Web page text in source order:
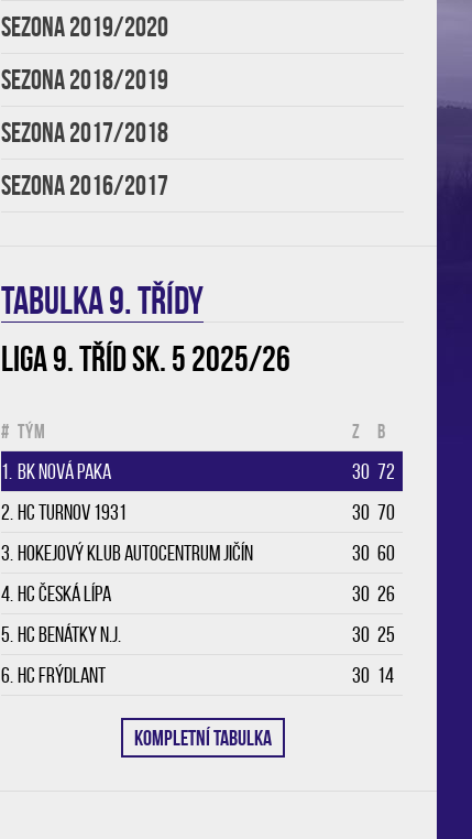
SEZONA 2019/2020
SEZONA 2018/2019
SEZONA 2017/2018
SEZONA 2016/2017
TABULKA 9. třídy
Liga 9. tříd sk. 5 2025/26
# Tým Z B
1. BK Nová Paka 30 72
2. HC Turnov 1931 30 70
3. Hokejový klub Autocentrum Jičín 30 60
4. HC Česká Lípa 30 26
5. HC Benátky n.J. 30 25
6. HC Frýdlant 30 14
KOMPLETNÍ TABULKA